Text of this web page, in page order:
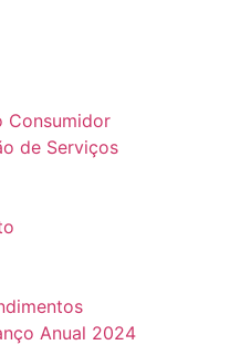
Consumidor
de Serviços
Anual 2024